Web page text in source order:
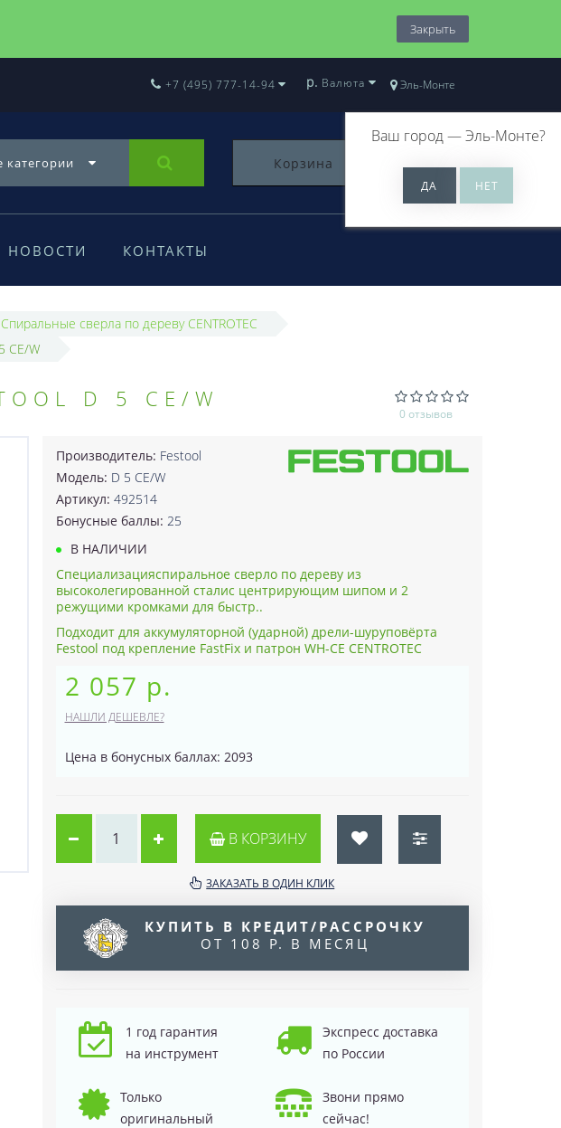
Закрыть
Эль-Монте
Ваш город —Эль-Монте?
+7 (495) 777-14-94 р. Валюта
категории Корзина 0
НОВОСТИ КОНТАКТЫ
Спиральные сверла по дереву CENTROTEC
CE/W
D 5 CE/W
0 отзывов
Производитель: Festool
Модель: D 5 CE/W
Артикул: 492514
Бонусные баллы: 25
В НАЛИЧИИ
Специализацияспиральное сверло по дереву из
высоколегированной сталис центрирующим шипом и 2
режущими кромками для быстр..
Подходит для аккумуляторной (ударной) дрели-шуруповёрта
Festool под крепление FastFix и патрон WH-CE CENTROTEC
2 057 р.
НАШЛИ ДЕШЕВЛЕ?
Цена в бонусных баллах: 2093
В КОРЗИНУ
ЗАКАЗАТЬ В ОДИН КЛИК
КУПИТЬ В КРЕДИТ/РАССРОЧКУ
ОТ 108 Р. В МЕСЯЦ
1 год гарантия
на инструмент
Экспресс доставка
по России
Только
оригинальный
Звони прямо
сейчас!